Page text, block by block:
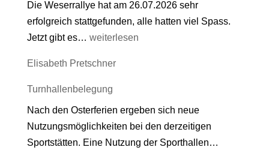
Die Weserrallye hat am 26.07.2026 sehr
erfolgreich stattgefunden, alle hatten viel Spass.
Jetzt gibt es… Ferienaktionen
Jugendkooperation
Hehlen
weiterlesen
Elisabeth Pretschner
Turnhallenbelegung
Nach den Osterferien ergeben sich neue
Nutzungsmöglichkeiten bei den derzeitigen
Sportstätten. Eine Nutzung der Sporthallen…